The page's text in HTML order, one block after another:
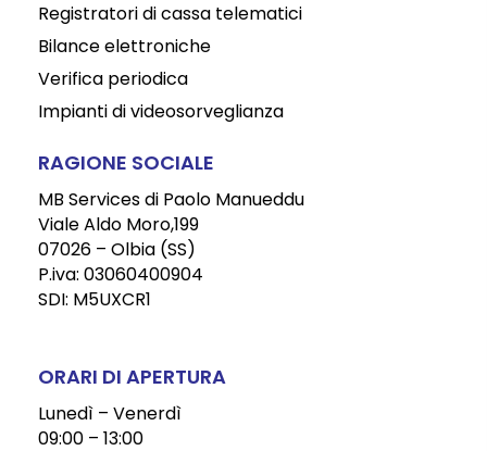
Registratori di cassa telematici
Bilance elettroniche
Verifica periodica
Impianti di videosorveglianza
RAGIONE SOCIALE
MB Services di Paolo Manueddu
Viale Aldo Moro,199
07026 – Olbia (SS)
P.iva: 03060400904
SDI: M5UXCR1
ORARI DI APERTURA
Lunedì – Venerdì
09:00 – 13:00